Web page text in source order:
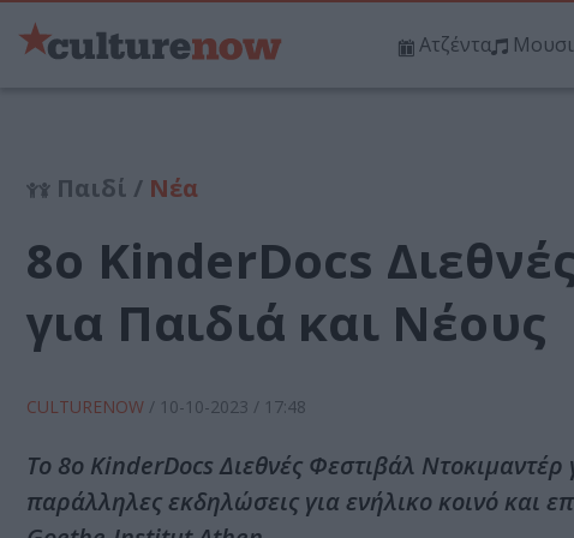
Ατζέντα
Παιδί / Νέα
8ο KinderDocs
για Παιδιά και Νέους
CULTURENOW / 10-10-2023 / 17:48
Το 8ο KinderDocs Διεθνές Φεστιβάλ
παράλληλες εκδηλώσεις για ενήλικο κοινό και